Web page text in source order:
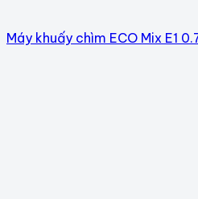
Máy khuấy chìm ECO Mix E1